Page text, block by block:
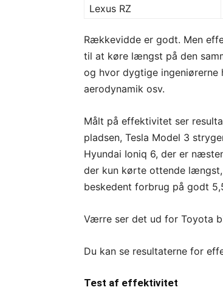
Lexus RZ
Rækkevidde er godt. Men
til at køre længst på den
og hvor dygtige
aerodynamik osv.
Målt på effektivitet ser
pladsen, Tesla Model 3
Hyundai Ioniq 6, der er
der kun kørte ottende
beskedent forbrug på godt
Værre ser det ud for Toyota
Du kan se resultaterne for
Test af effektivitet